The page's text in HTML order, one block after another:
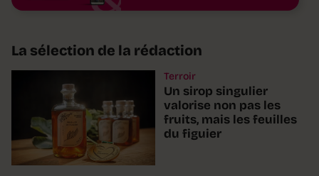
La sélection de la rédaction
Terroir
Un sirop singulier
valorise non pas les
fruits, mais les feuilles
du figuier